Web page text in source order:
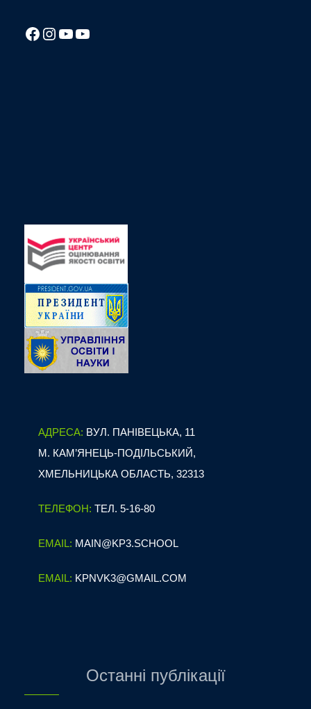
Посилання на Facebook сторінку ліцею
Instagram
Посилання на YouTube канал ліцеюПосилання на YouTube канал ліцею
АДРЕСА: ВУЛ. ПАНІВЕЦЬКА, 11
М. КАМ’ЯНЕЦЬ-ПОДІЛЬСЬКИЙ,
ХМЕЛЬНИЦЬКА ОБЛАСТЬ, 32313
ТЕЛЕФОН: ТЕЛ. 5-16-80
EMAIL: MAIN@KP3.SCHOOL
EMAIL: KPNVK3@GMAIL.COM
Останні публікації